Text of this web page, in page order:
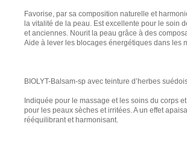
Favorise, par sa composition naturelle et
la vitalité de la peau. Est excellente pour le soin
et anciennes. Nourit la peau grâce à des
Aide à lever les blocages énergétiques dans les
BIOLYT-Balsam-sp avec teinture d’herbes
Indiquée pour le massage et les soins du corps
pour les peaux sèches et irritées. A un effet
rééquilibrant et harmonisant.